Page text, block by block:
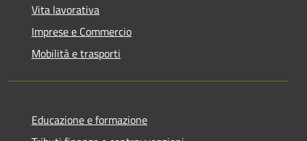
Vita lavorativa
Imprese e Commercio
Mobilità e trasporti
Educazione e formazione